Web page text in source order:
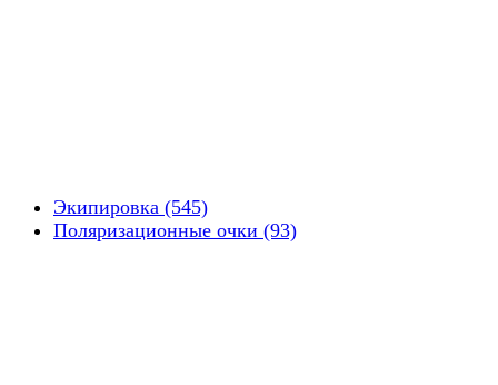
Экипировка (545)
Поляризационные очки (93)